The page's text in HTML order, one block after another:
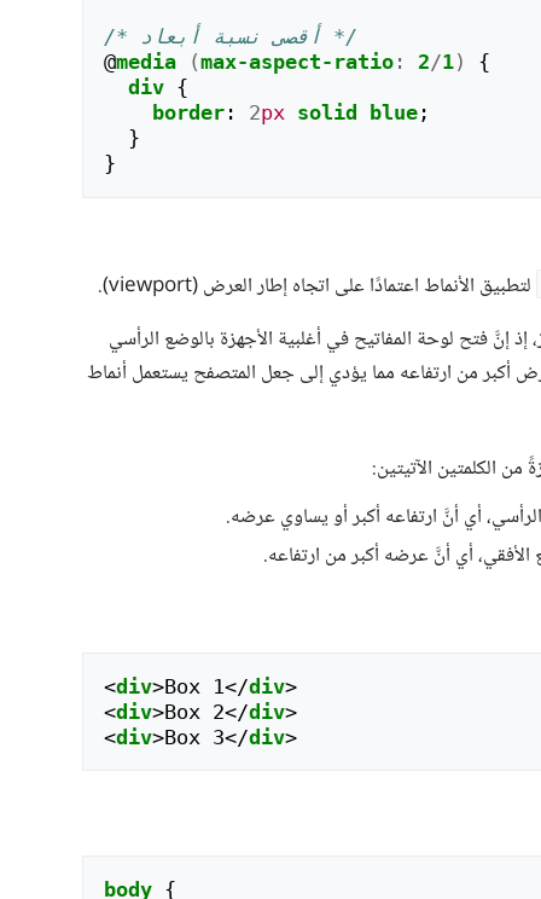
/* أقصى نسبة أبعاد */
@media (max-aspect-ratio: 2/1)
{
div {
border: 2px solid blue;
}
}
لتطبيق الأنماط اعتمادًا على اتجاه إطار العرض (viewport).
إذ إنَّ فتح لوحة المفاتيح في أغلبية الأجهزة بالوضع الرأسي
الكلمتين الآتيتين:
أي أنَّ ارتفاعه أكبر أو يساوي عرضه.
أي أنَّ عرضه أكبر من ارتفاعه.
<div>Box 1</div>
<div>Box 2</div>
<div>Box 3</div>
body {